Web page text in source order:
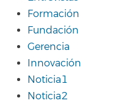
Formación
Fundación
Gerencia
Innovación
Noticia1
Noticia2